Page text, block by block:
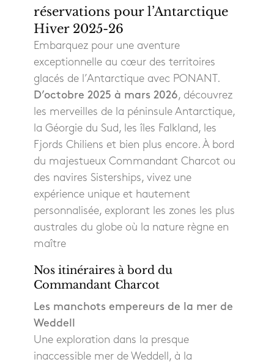
réservations pour l’Antarctique
Hiver 2025-26
Embarquez pour une aventure
exceptionnelle au cœur des territoires
glacés de l’Antarctique avec PONANT.
D’octobre 2025 à mars 2026, découvrez
les merveilles de la péninsule Antarctique,
la Géorgie du Sud, les îles Falkland, les
Fjords Chiliens et bien plus encore. À bord
du majestueux Commandant Charcot ou
des navires Sisterships, vivez une
expérience unique et hautement
personnalisée, explorant les zones les plus
australes du globe où la nature règne en
maître
Nos itinéraires à bord du
Commandant Charcot
Les manchots empereurs de la mer de
Weddell
Une exploration dans la presque
inaccessible mer de Weddell, à la